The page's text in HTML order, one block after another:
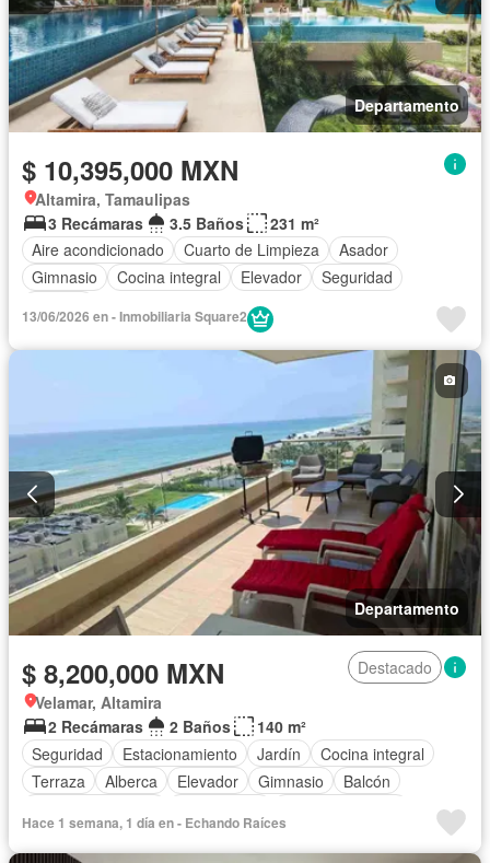
Departamento
$ 10,395,000 MXN
Altamira, Tamaulipas
3 Recámaras
3.5 Baños
231 m²
Aire acondicionado
Cuarto de Limpieza
Asador
Gimnasio
Cocina integral Elevador
Seguridad
13/06/2026 en - Inmobiliaria Square2
Departamento
$ 8,200,000 MXN
Destacado
Velamar, Altamira
2 Recámaras
2 Baños
140 m²
Seguridad
Estacionamiento Jardín
Cocina integral
Terraza
Alberca Elevador Gimnasio
Balcón
Sala polivalente
Internet Bodega
Hace 1 semana, 1 día en - Echando Raíces